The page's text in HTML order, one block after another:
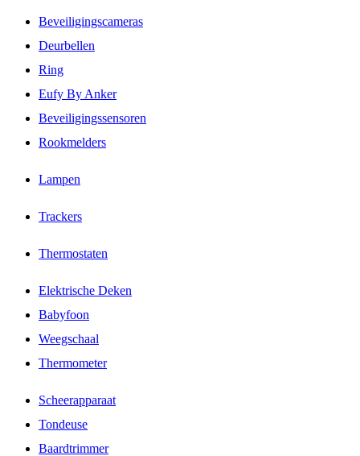
Beveiligingscameras
Deurbellen
Ring
Eufy By Anker
Beveiligingssensoren
Rookmelders
Lampen
Trackers
Thermostaten
Elektrische Deken
Babyfoon
Weegschaal
Thermometer
Scheerapparaat
Tondeuse
Baardtrimmer